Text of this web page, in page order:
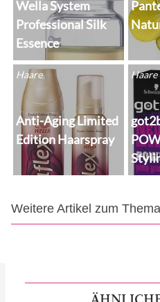
Wella System
Professional Silk
Essence
Haare
Anti-Aging Limited
Edition Haarspray
Haare
Weitere Artikel zum